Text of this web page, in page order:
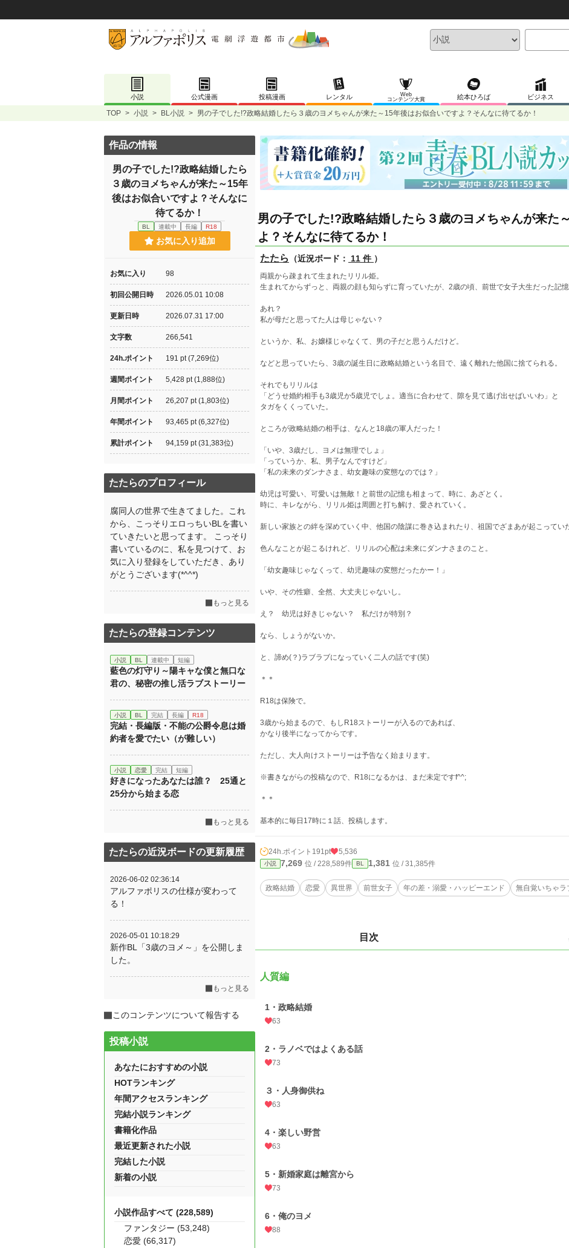
小説 公式漫画 投稿漫画 レンタル
Web
コンテンツ大賞
絵本ひろば ビジネス
TOP > 小説 > BL小説 > 男の子でした!?政略結婚したら３歳のヨメちゃんが来た～15年後はお似合いですよ？そんなに待てるか！
男の子でした!?政略結婚したら３歳のヨメちゃんが来た
よ？そんなに待てるか！
たたら （近況ボード： 11 件 ）
両親から疎まれて生まれたリリル姫。
生まれてからずっと、両親の顔も知らずに育っていたが、2歳の頃、前世で女子大生だった記憶
あれ？
私が母だと思ってた人は母じゃない？
というか、私、お嬢様じゃなくて、男の子だと思うんだけど。
などと思っていたら、3歳の誕生日に政略結婚という名目で、遠く離れた他国に捨てられる。
それでもリリルは
「どうせ婚約相手も3歳児か5歳児でしょ。適当に合わせて、隙を見て逃げ出せばいいわ」と
タガをくくっていた。
ところが政略結婚の相手は、なんと18歳の軍人だった！
「いや、3歳だし、ヨメは無理でしょ」
「っていうか、私、男子なんですけど」
「私の未来のダンナさま、幼女趣味の変態なのでは？」
幼児は可愛い、可愛いは無敵！と前世の記憶も相まって、時に、あざとく。
時に、キレながら、リリル姫は周囲と打ち解け、愛されていく。
新しい家族との絆を深めていく中、他国の陰謀に巻き込まれたり、祖国でざまあが起こってい
色んなことが起こるけれど、リリルの心配は未来にダンナさまのこと。
「幼女趣味じゃなくって、幼児趣味の変態だったかー！」
いや、その性癖、全然、大丈夫じゃないし。
え？ 幼児は好きじゃない？ 私だけが特別？
なら、しょうがないか。
と、諦め(？)ラブラブになっていく二人の話です(笑)
＊＊
R18は保険で。
3歳から始まるので、もしR18ストーリーが入るのであれば、
かなり後半になってからです。
ただし、大人向けストーリーは予告なく始まります。
※書きながらの投稿なので、R18になるかは、まだ未定ですf^^;
＊＊
基本的に毎日17時に１話、投稿します。
24h.ポイント 191pt 5,536
小説 7,269 位 / 228,589件 BL 1,381 位 / 31,385件
政略結婚 恋愛 異世界 前世女子 年の差・溺愛・ハッピーエンド 無自覚いちゃラ
目次
人質編
1・政略結婚
63
2・ラノベではよくある話
73
３・人身御供ね
63
4・楽しい野営
63
5・新婚家庭は離宮から
73
6・俺のヨメ
88
作品の情報
男の子でした!?政略結婚したら
３歳のヨメちゃんが来た～15年
後はお似合いですよ？そんなに
待てるか！
BL 連載中 長編 R18
お気に入り追加
お気に入り 98
初回公開日時 2026.05.01 10:08
更新日時 2026.07.31 17:00
文字数 266,541
24h.ポイント 191 pt (7,269位)
週間ポイント 5,428 pt (1,888位)
月間ポイント 26,207 pt (1,803位)
年間ポイント 93,465 pt (6,327位)
累計ポイント 94,159 pt (31,383位)
たたらのプロフィール
腐同人の世界で生きてました。これ
から、こっそりエロっちいBLを書い
ていきたいと思ってます。 こっそり
書いているのに、私を見つけて、お
気に入り登録をしていただき、あり
がとうございます(*^^*)
もっと見る
たたらの登録コンテンツ
小説 BL 連載中 短編
藍色の灯守り～陽キャな僕と無口な
君の、秘密の推し活ラブストーリー
小説 BL 完結 長編 R18
完結・長編版・不能の公爵令息は婚
約者を愛でたい（が難しい）
小説 恋愛 完結 短編
好きになったあなたは誰？ 25通と
25分から始まる恋
もっと見る
たたらの近況ボードの更新履歴
2026-06-02 02:36:14
アルファポリスの仕様が変わって
る！
2026-05-01 10:18:29
新作BL「3歳のヨメ～」を公開しま
した。
もっと見る
このコンテンツについて報告する
投稿小説
あなたにおすすめの小説
HOTランキング
年間アクセスランキング
完結小説ランキング
書籍化作品
最近更新された小説
完結した小説
新着の小説
小説作品すべて (228,589)
ファンタジー (53,248)
恋愛 (66,317)